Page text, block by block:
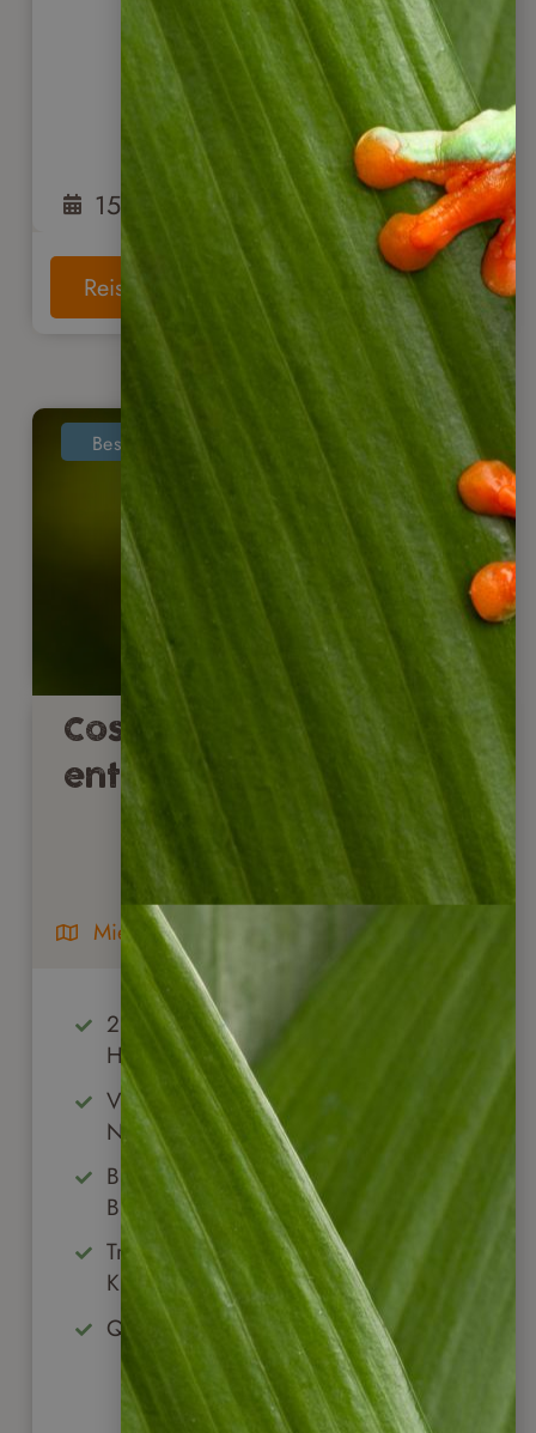
15 ab1.690€
Reise anschauen
Bestseller
Costa Rica selbst
entdecken
Mietwagenreise
2 Wochen Rundreise zu den
Highlights
Vulkan Arenal & Monteverde
Nebelwald
Bootstour & Nachtwanderung bei
Boca Tapada
Traumstrände der Pazifik- &
Karibikküste
Quetzal im Hochland entdecken